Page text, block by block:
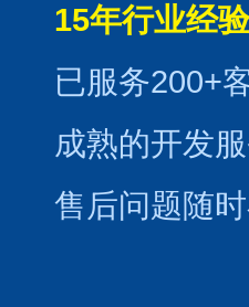
15年行业经
已服务200+
成熟的开发
售后问题随